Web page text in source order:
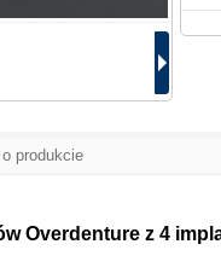
produkcie
Overdenture z 4